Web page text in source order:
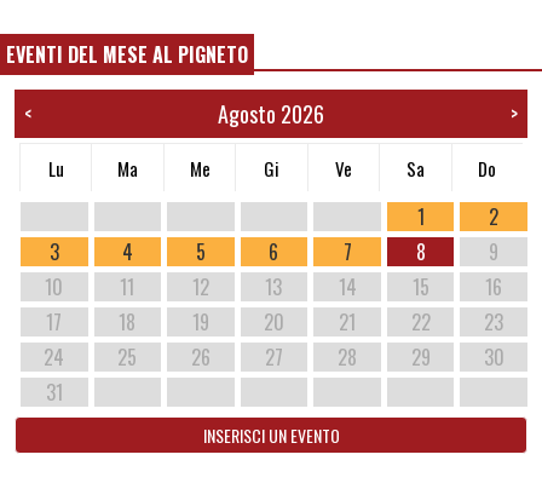
EVENTI DEL MESE AL PIGNETO
< Agosto 2026 >
Lu Ma Me Gi Ve Sa Do
1
2
3
4 5 6 7 8
9
10
11 12 13 14 15
16
17
18 19 20 21 22
23
24
25 26 27 28 29
30
31
INSERISCI UN EVENTO